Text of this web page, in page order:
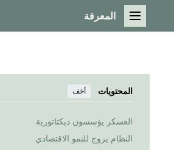
القائمة الرئيسية
المعرفة
المحتويات أخف
العسكر يؤسسون ديكتاتورية
النظام يروج للنمو الاقتصادي